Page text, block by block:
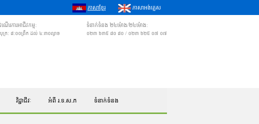
ភាសាខ្មែរ ភាសាអង់គ្លេស
ើរការអាជីវកម្ម:
ក្រ: ៨:០០ព្រឹក ដល់ ៤:៣០ល្ងាច
ទំនាក់ទំនង ២៤ម៉ោង/២៤ម៉ោង:
០២៣ ៦៣៥ ៨០ ៨០ / ០២៣ ៦២៥ ០៧ ០៧
វិជ្ជាជីវៈ អំពី រ.ទ.ស.ភ ទំនាក់ទំនង